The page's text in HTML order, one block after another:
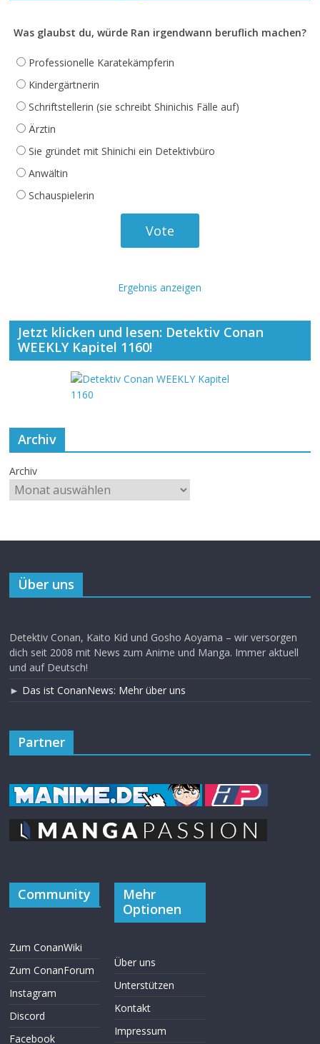
Was glaubst du, würde Ran irgendwann beruflich machen?
Professionelle Karatekämpferin
Kindergärtnerin
Schriftstellerin (sie schreibt Shinichis Fälle auf)
Ärztin
Sie gründet mit Shinichi ein Detektivbüro
Anwältin
Schauspielerin
Ergebnis anzeigen
Jetzt klicken und lesen: Detektiv Conan
WEEKLY Kapitel 1160!
Archiv
Archiv
Über uns
Detektiv Conan, Kaito Kid und Gosho Aoyama – wir versorgen
dich seit 2008 mit News zum Anime und Manga. Immer aktuell
und auf Deutsch!
► Das ist ConanNews: Mehr über uns
Partner
Community
Zum ConanWiki
Zum ConanForum
Instagram
Discord
Facebook
Mehr
Optionen
Über uns
Unterstützen
Kontakt
Impressum